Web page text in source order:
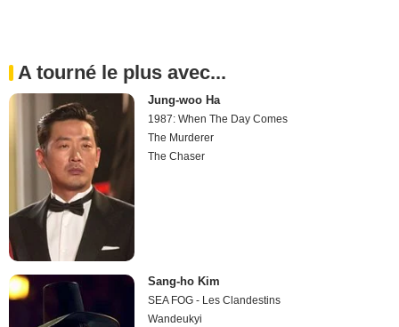
A tourné le plus avec...
Jung-woo Ha
1987: When The Day Comes
The Murderer
The Chaser
Sang-ho Kim
SEA FOG - Les Clandestins
Wandeukyi